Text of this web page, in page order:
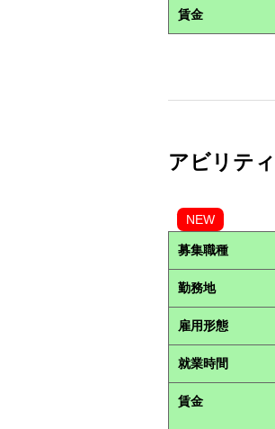
賃金
アビリテ
NEW
募集職種
勤務地
雇用形態
就業時間
賃金